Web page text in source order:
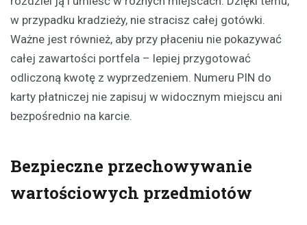
w przypadku kradzieży, nie stracisz całej gotówki.
Ważne jest również, aby przy płaceniu nie pokazywać
całej zawartości portfela – lepiej przygotować
odliczoną kwotę z wyprzedzeniem. Numeru PIN do
karty płatniczej nie zapisuj w widocznym miejscu ani
bezpośrednio na karcie.
Bezpieczne przechowywanie
wartościowych przedmiotów